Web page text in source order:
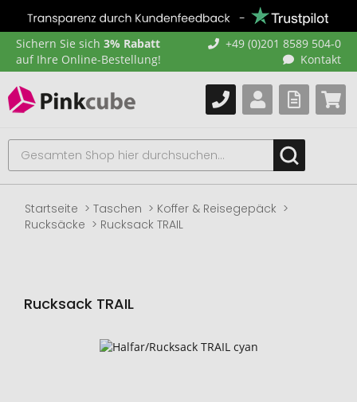
Sichern Sie sich 3% Rabatt
auf Ihre Online-Bestellung!
+49 (0)201 8589 504-0
Kontakt
Startseite Taschen
Koffer & Reisegepäck
Rucksäcke
Rucksack TRAIL
Rucksack TRAIL